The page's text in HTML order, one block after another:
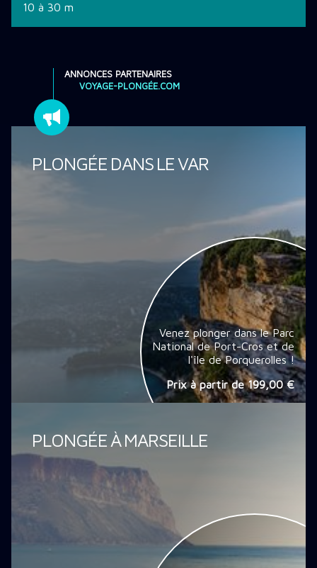
10 à 30 m
ANNONCES PARTENAIRES
VOYAGE-PLONGÉE.COM
PLONGÉE DANS LE VAR
Venez plonger dans le Parc
National de Port-Cros et de
l'île de Porquerolles !
Prix à partir de199,00 €
PLONGÉE À MARSEILLE